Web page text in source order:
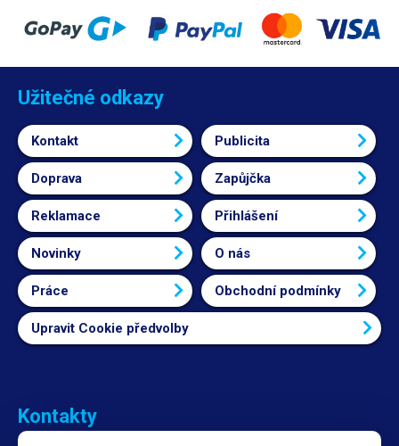
Užitečné odkazy
Kontakt Publicita
Doprava Zapůjčka
Reklamace Přihlášení
Novinky O nás
Práce Obchodní podmínky
Upravit Cookie předvolby
Kontakty